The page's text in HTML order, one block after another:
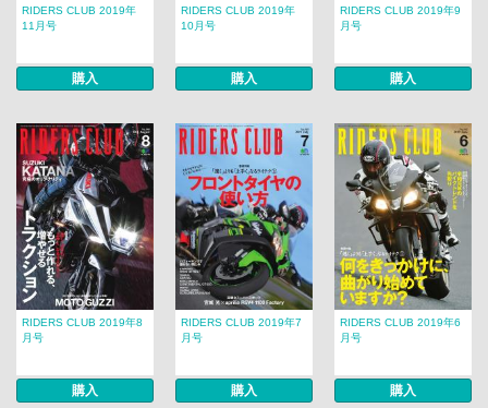
RIDERS CLUB 2019年
11月号
購入
RIDERS CLUB 2019年
10月号
購入
RIDERS CLUB 2019年9
月号
購入
RIDERS CLUB 2019年8
月号
購入
RIDERS CLUB 2019年7
月号
購入
RIDERS CLUB 2019年6
月号
購入